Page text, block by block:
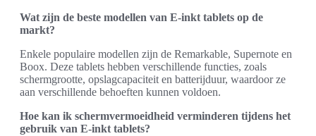
Wat zijn de beste modellen van E-inkt tablets op de
markt?
Enkele populaire modellen zijn de Remarkable, Supernote en
Boox. Deze tablets hebben verschillende functies, zoals
schermgrootte, opslagcapaciteit en batterijduur, waardoor ze
aan verschillende behoeften kunnen voldoen.
Hoe kan ik schermvermoeidheid verminderen tijdens het
gebruik van E-inkt tablets?